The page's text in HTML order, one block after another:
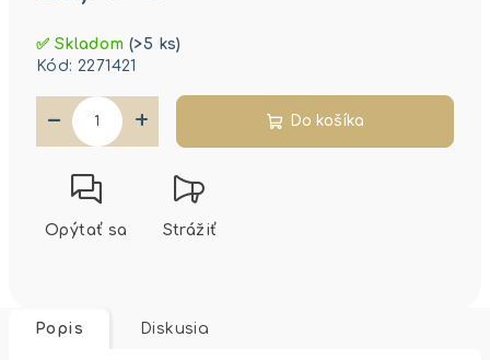
cena:
✅ Skladom(>5 ks)
Kód: 2271421
+
− Do košíka
Opýtať sa Strážiť
Popis Diskusia